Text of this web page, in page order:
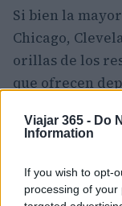
Viajar 365 - Do
Information
If you wish to opt-
processing of
Si bien la
Chicago,
orillas de los
que ofrecen
Ohiotambién
Entre sus